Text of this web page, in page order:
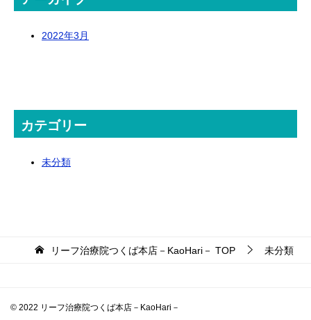
2022年3月
カテゴリー
未分類
リーフ治療院つくば本店－KaoHari－ TOP 未分類
© 2022 リーフ治療院つくば本店－KaoHari－